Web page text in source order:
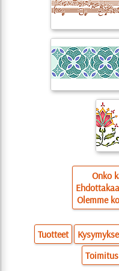
Onko
Olemme
Tuotteet